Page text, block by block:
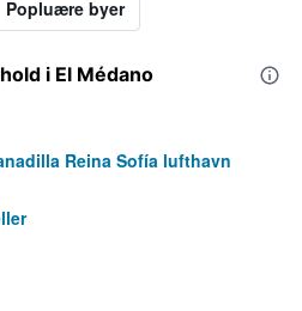
Popluære byer
i El Médano
Reina Sofía lufthavn